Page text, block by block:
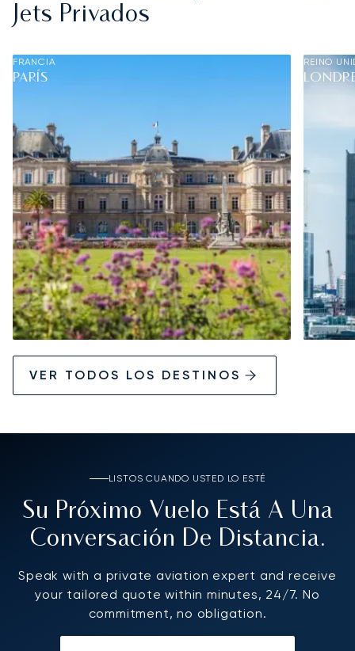
Jets Privados
FRANCIA
PARÍS
REINO
VER TODOS LOS DESTINOS
LISTOS CUANDO USTED LO ESTÉ
Su Próximo Vuelo Está A Una
Conversación De Distancia.
Speak with a private aviation expert and receive
your tailored quote within minutes, 24/7. No
commitment, no obligation.